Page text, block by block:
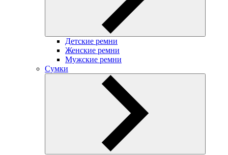
Детские ремни
Женские ремни
Мужские ремни
Сумки